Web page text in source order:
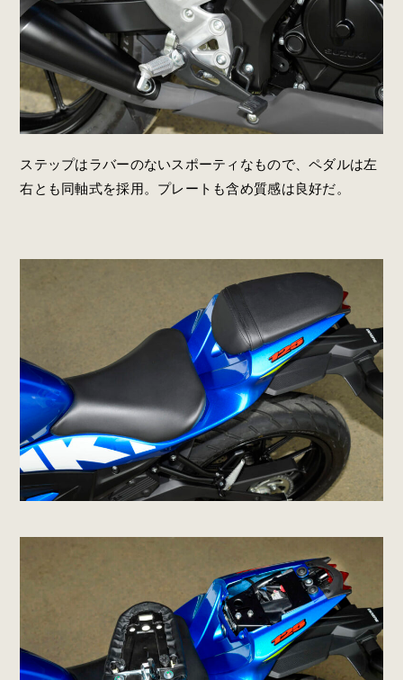
ステップはラバーのないスポーティなもので、ペダルは左
右とも同軸式を採用。プレートも含め質感は良好だ。